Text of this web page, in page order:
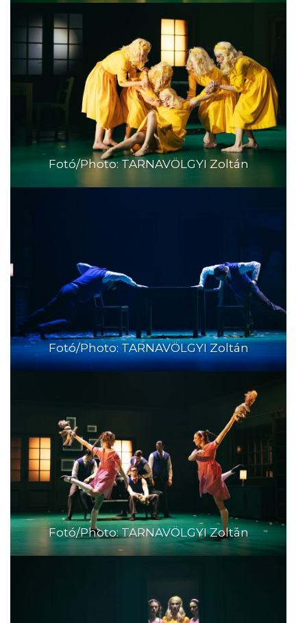
Fotó/Photo: TARNAVÖLGYI Zoltán
Fotó/Photo: TARNAVÖLGYI Zoltán
Fotó/Photo: TARNAVÖLGYI Zoltán